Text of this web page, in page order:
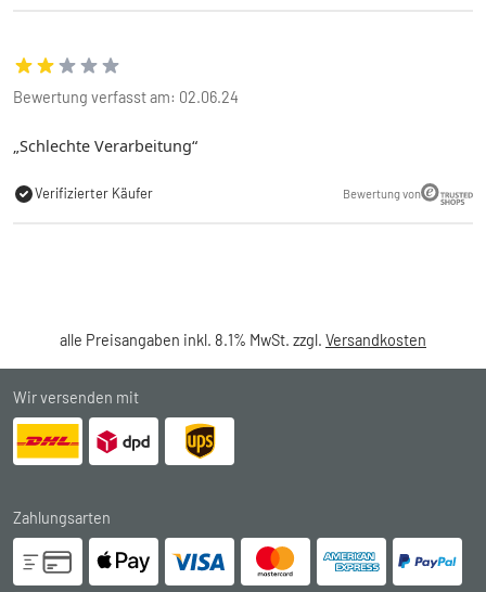
Bewertung verfasst am: 02.06.24
Schlechte Verarbeitung
Verifizierter Käufer Bewertung von
alle Preisangaben inkl. 8.1% MwSt. zzgl. Versandkosten
Wir versenden mit
Zahlungsarten